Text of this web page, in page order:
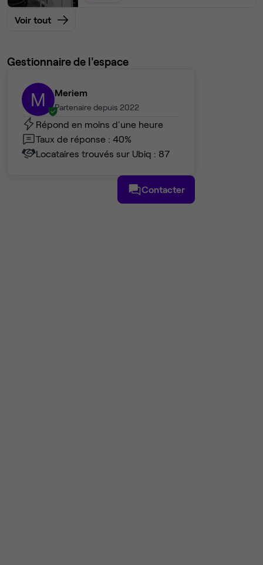
Voir tout
Gestionnaire de l'espace
M Meriem
Partenaire depuis 2022
Répond en moins d'une heure
Taux de réponse : 40%
Locataires trouvés sur Ubiq : 87
Contacter